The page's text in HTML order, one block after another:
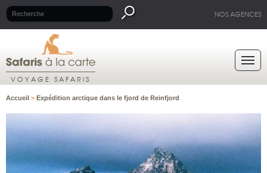
NOS AGENCES
VOYAGE SAFARIS
Accueil > Expédition arctique dans le fjord de Reinfjord